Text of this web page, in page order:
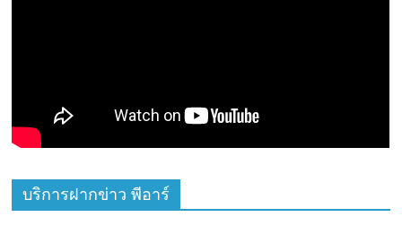
บริการฝากข่าว พีอาร์